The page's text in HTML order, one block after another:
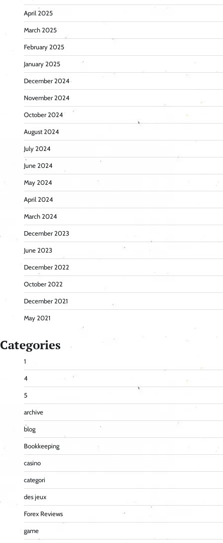
April 2025
March 2025
February 2025
January 2025
December 2024
November 2024
October 2024
August 2024
July 2024
June 2024
May 2024
April 2024
March 2024
December 2023
June 2023
December 2022
October 2022
December 2021
May 2021
Categories
1
4
5
archive
blog
Bookkeeping
casino
categori
des jeux
Forex Reviews
game